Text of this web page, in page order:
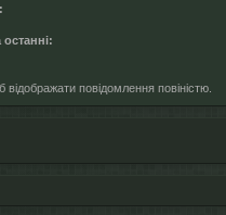
повідомлення повіністю.